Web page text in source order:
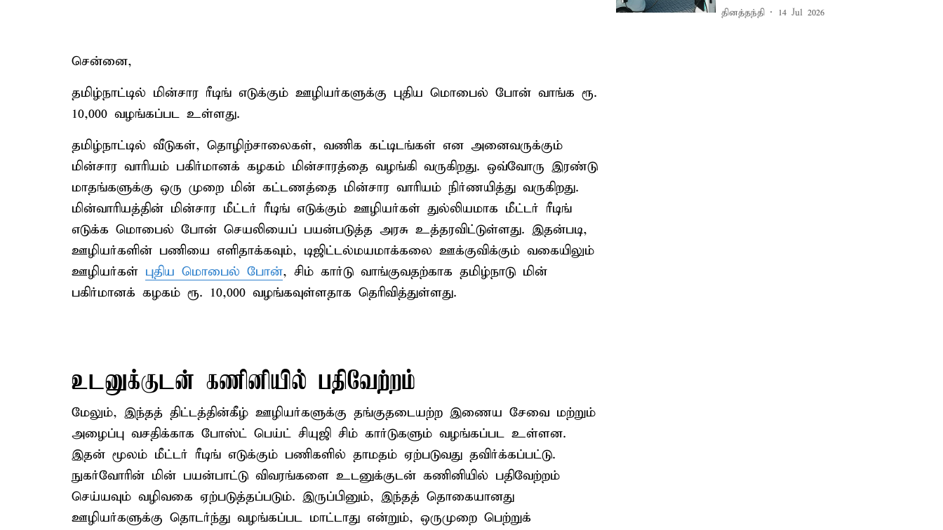
சென்னை,
தமிழ்நாட்டில் மின்சார ரீடிங் எடுக்கும் ஊழியர்களுக்கு புதிய மொபைல் போன் வாங்க ரூ.
10,000 வழங்கப்பட உள்ளது.
தமிழ்நாட்டில் வீடுகள், தொழிற்சாலைகள், வணிக கட்டிடங்கள் என அனைவருக்கும்
மின்சார வாரியம் பகிர்மானக் கழகம் மின்சாரத்தை வழங்கி வருகிறது. ஒவ்வோரு இரண்டு
மாதங்களுக்கு ஒரு முறை மின் கட்டணத்தை மின்சார வாரியம் நிர்ணயித்து வருகிறது.
மின்வாரியத்தின் மின்சார மீட்டர் ரீடிங் எடுக்கும் ஊழியர்கள் துல்லியமாக மீட்டர் ரீடிங்
எடுக்க மொபைல் போன் செயலியைப் பயன்படுத்த அரசு உத்தரவிட்டுள்ளது. இதன்படி,
ஊழியர்களின் பணியை எளிதாக்கவும், டிஜிட்டல்மயமாக்கலை ஊக்குவிக்கும் வகையிலும்
ஊழியர்கள் புதிய மொபைல் போன், சிம் கார்டு வாங்குவதற்காக தமிழ்நாடு மின்
பகிர்மானக் கழகம் ரூ. 10,000 வழங்கவுள்ளதாக தெரிவித்துள்ளது.
உடனுக்குடன் கணினியில் பதிவேற்றம்
மேலும், இந்தத் திட்டத்தின்கீழ் ஊழியர்களுக்கு தங்குதடையற்ற இணைய சேவை மற்றும்
அழைப்பு வசதிக்காக போஸ்ட் பெய்ட் சியுஜி சிம் கார்டுகளும் வழங்கப்பட உள்ளன.
இதன் மூலம் மீட்டர் ரீடிங் எடுக்கும் பணிகளில் தாமதம் ஏற்படுவது தவிர்க்கப்பட்டு.
நுகர்வோரின் மின் பயன்பாட்டு விவரங்களை உடனுக்குடன் கணினியில் பதிவேற்றம்
செய்யவும் வழிவகை ஏற்படுத்தப்படும். இருப்பினும், இந்தத் தொகையானது
ஊழியர்களுக்கு தொடர்ந்து வழங்கப்பட மாட்டாது என்றும், ஒருமுறை பெற்றுக்
தினத்தந்தி 14 Jul 2026